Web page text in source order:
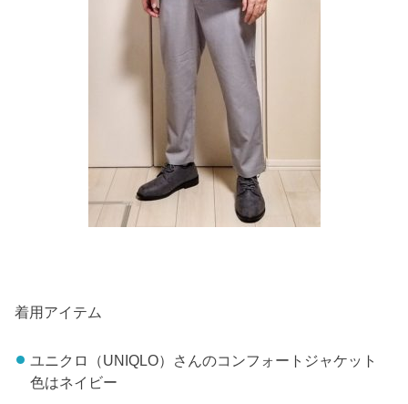
着用アイテム
ユニクロ（UNIQLO）さんのコンフォートジャケット
色はネイビー